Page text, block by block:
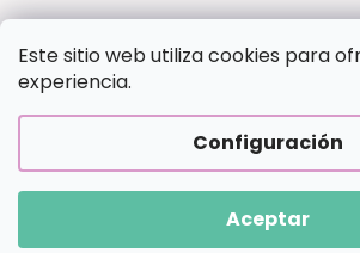
Este sitio web utiliza cookies para
experiencia.
Configuración
Aceptar
OPCIONES SEGURAS DE PAGO
Pintalotu.es. Todos los